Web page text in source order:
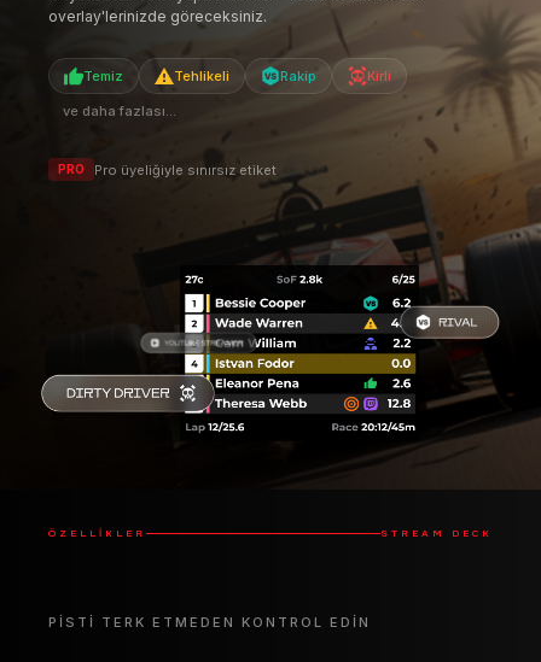
overlay'lerinizde göreceksiniz.
Temiz Tehlikeli Rakip Kirli
ve daha fazlası...
PRO Pro üyeliğiyle sınırsız etiket
ÖZELLIKLER STREAM DECK
PISTI TERK ETMEDEN KONTROL EDIN